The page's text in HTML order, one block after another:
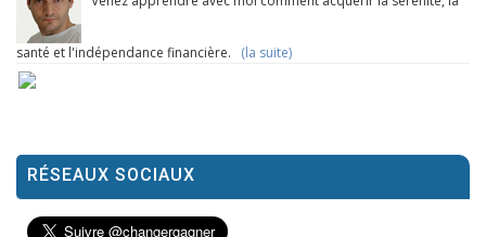
santé et l'indépendance financière. (la suite)
RÉSEAUX SOCIAUX